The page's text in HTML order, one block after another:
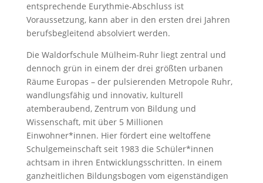
entsprechende Eurythmie-Abschluss ist
Voraussetzung, kann aber in den ersten drei Jahren
berufsbegleitend absolviert werden.
Die Waldorfschule Mülheim-Ruhr liegt zentral und
dennoch grün in einem der drei größten urbanen
Räume Europas – der pulsierenden Metropole Ruhr,
wandlungsfähig und innovativ, kulturell
atemberaubend, Zentrum von Bildung und
Wissenschaft, mit über 5 Millionen
Einwohner*innen. Hier fördert eine weltoffene
Schulgemeinschaft seit 1983 die Schüler*innen
achtsam in ihren Entwicklungsschritten. In einem
ganzheitlichen Bildungsbogen vom eigenständigen